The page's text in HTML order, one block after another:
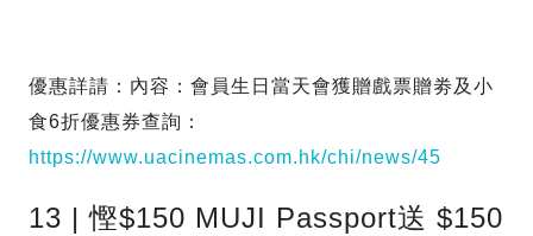
優惠詳請：內容：會員生日當天會獲贈戲票贈劵及小
食6折優惠券查詢：
https://www.uacinemas.com.hk/chi/news/45
13 | 慳$150 MUJI Passport送 $150